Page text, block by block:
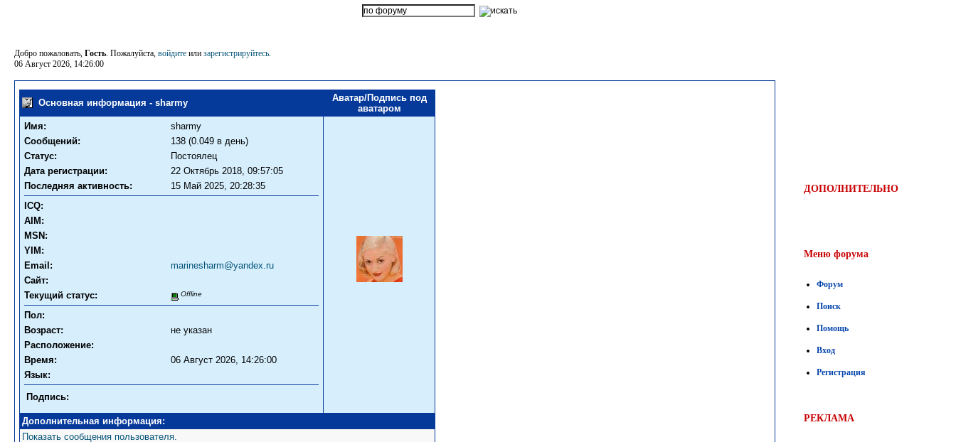
Добро пожаловать, Гость. Пожалуйста, войдите или зарегистрируйтесь.
06 Август 2026, 14:26:00
Основная информация - sharmy
Аватар/Подпись под
аватаром
Имя:
sharmy
Сообщений:
138 (0.049 в день)
Статус:
Постоялец
Дата регистрации:
22 Октябрь 2018, 09:57:05
Последняя активность:
15 Май 2025, 20:28:35
ICQ:
AIM:
MSN:
YIM:
Email:
marinesharm@yandex.ru
Сайт:
Текущий статус:
Offline
Пол:
Возраст:
не указан
Расположение:
Время:
06 Август 2026, 14:26:00
Язык:
Подпись:
Дополнительная информация:
Показать сообщения пользователя.
ДОПОЛНИТЕЛЬНО
Меню форума
Форум
Поиск
Помощь
Вход
Регистрация
РЕКЛАМА